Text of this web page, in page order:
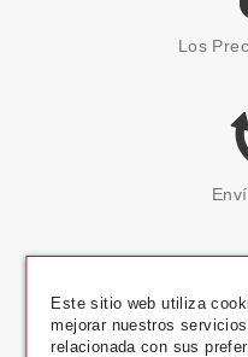
Los
Este sitio web utiliza
mejorar nuestros
relacionada con sus